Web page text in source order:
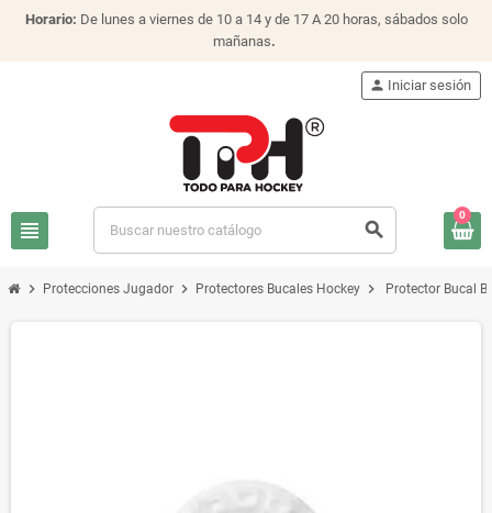
Horario: De lunes a viernes de 10 a 14 y de 17 A 20 horas, sábados solo
mañanas.
view_headline search
person Iniciar sesión
0
chevron_right Protecciones Jugador chevron_right Protectores Bucales Hockey chevron_right Protector Bucal